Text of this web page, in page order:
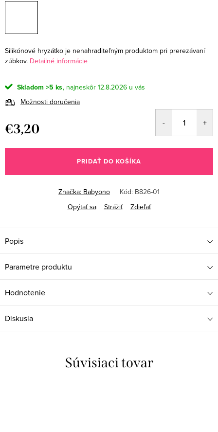
Silikónové hryzátko je nenahraditeľným produktom pri prerezávaní
zúbkov. Detailné informácie
Skladom >5 ks
12.8.2026
Možnosti doručenia
€3,20
cena:
PRIDAŤ DO KOŠÍKA
Značka: Babyono Kód: B826-01
Opýtať sa
Strážiť Zdieľať
Popis
Parametre produktu
Hodnotenie
Diskusia
Súvisiaci tovar